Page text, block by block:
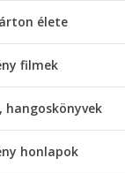
élete
filmek
hangoskönyvek
honlapok